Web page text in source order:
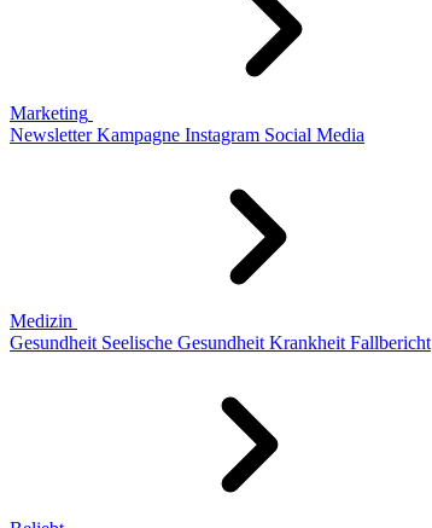
Marketing
Newsletter Kampagne Instagram Social Media
Medizin
Gesundheit Seelische Gesundheit Krankheit Fallbericht